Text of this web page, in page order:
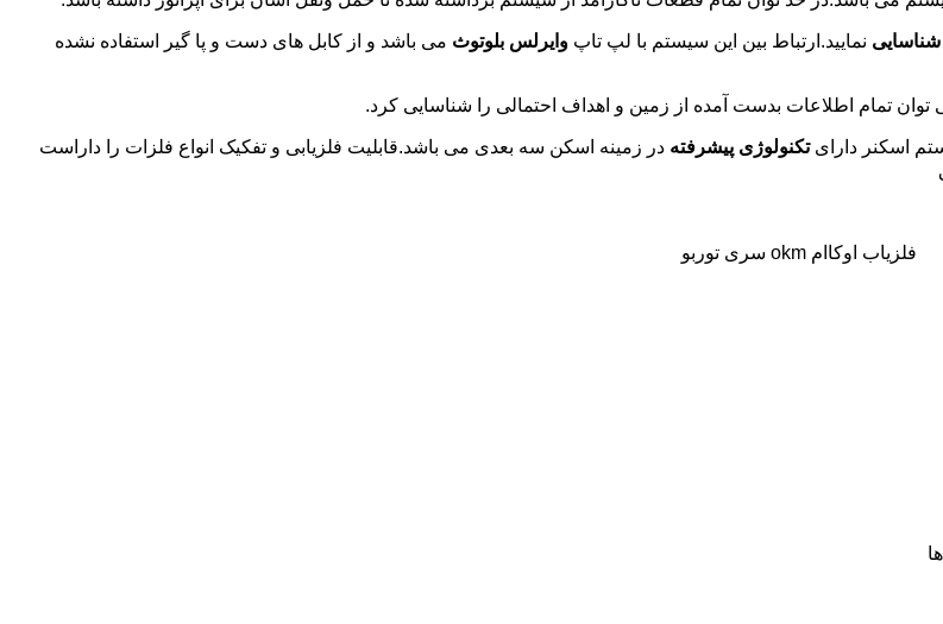
شناسایی نمایید.ارتباط بین این سیستم با لپ تاپ وایرلس بلوتوث می باشد و از کابل های دست و پا گیر استفاده نشده
تمام اطلاعات بدست آمده از زمین و اهداف احتمالی را شناسایی کرد.
اسکنر دارایتکنولوژی پیشرفته در زمینه اسکن سه بعدی می باشد.قابلیت فلزیابی و تفکیک انواع فلزات را داراست
فلزیاب اوکاام okm سری توربو